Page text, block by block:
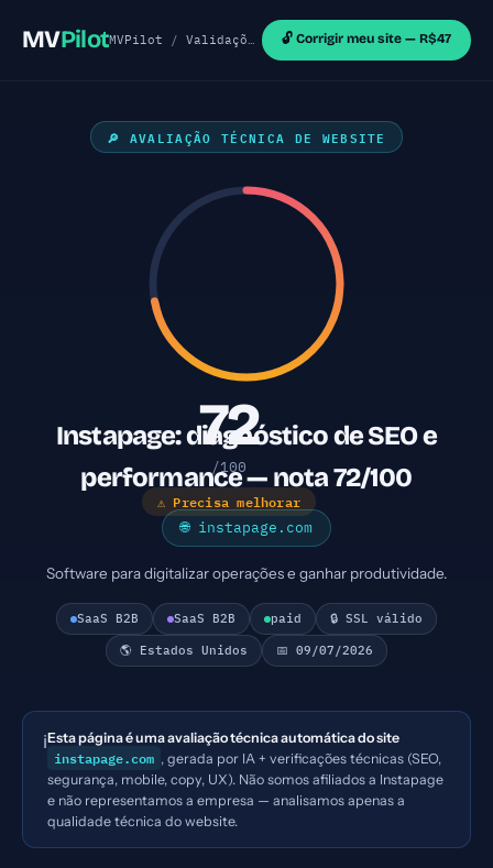
MVPilotMVPilot /Validações de MVP /Sites WordPress /
🔓 Corrigir meu site — R$47
🔎 AVALIAÇÃO TÉCNICA DE WEBSITE
72
/100
⚠ Precisa melhorar
Instapage: diagnóstico de SEO e
performance — nota 72/100
🌐 instapage.com
Software para digitalizar operações e ganhar produtividade.
SaaS B2B SaaS B2B paid 🔒 SSL válido
🌎 Estados Unidos 📅 09/07/2026
ℹ️Esta página é uma avaliação técnica automática do site
instapage.com , gerada por IA + verificações técnicas (SEO,
segurança, mobile, copy, UX). Não somos afiliados a Instapage
e não representamos a empresa — analisamos apenas a
qualidade técnica do website.